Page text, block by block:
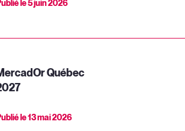
le5 juin 2026
Québec
le13 mai 2026